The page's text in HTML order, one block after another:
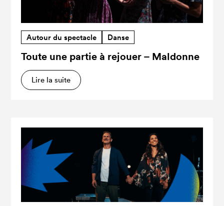
Autour du spectacle Danse
Toute une partie à rejouer – Maldonne
Lire la suite